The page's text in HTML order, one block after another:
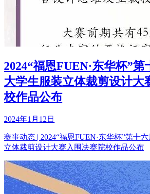
2024“福恩FUEN·东华杯”第
大学生服装立体裁剪设计大
校作品公布
2024年1月12日
赛事动态 | 2024“福恩FUEN·东华杯”第十
立体裁剪设计大赛入围决赛院校作品公布